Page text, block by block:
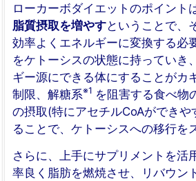
ローカーボダイエットのポイント
脂質摂取を増やすということで、
効率よくエネルギーに変換する必
をケトーシスの状態に持っていき
ギー源にできる体にすることがカ
制限、解糖系※1 を阻害する食べ物
の摂取(特にアセチルCoAができや
ることで、ケトーシスへの移行を
さらに、上手にサプリメントを活
率良く脂肪を燃焼させ、リバウン